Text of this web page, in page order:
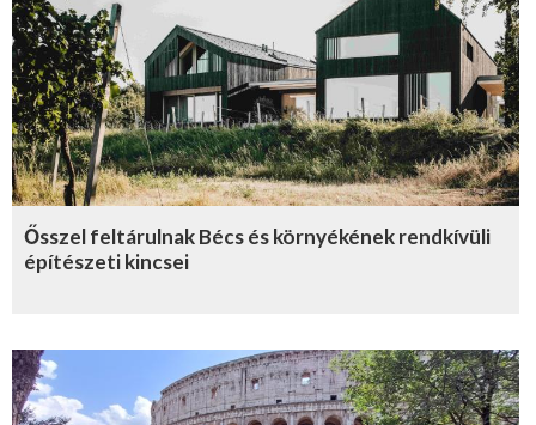
Ősszel feltárulnak Bécs és környékének rendkívüli
építészeti kincsei